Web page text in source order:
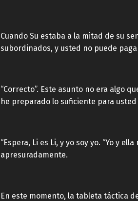
Cuando Su estaba a la mitad de su
subordinados, y usted no puede
“Correcto”. Este asunto no era algo
he preparado lo suficiente para usted
“Espera, Li es Li, y yo soy yo. “Yo y
apresuradamente.
En este momento, la tableta táctica